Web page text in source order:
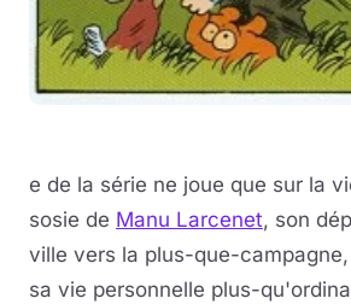
e de la série ne joue que sur la
sosie de Manu Larcenet, son
ville vers la plus-que-
sa vie personnelle plus-